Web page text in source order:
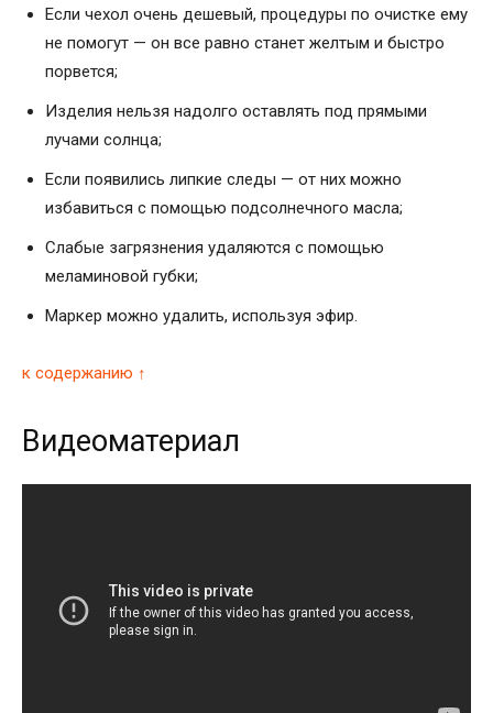
Если чехол очень дешевый, процедуры по очистке ему
не помогут — он все равно станет желтым и быстро
порвется;
Изделия нельзя надолго оставлять под прямыми
лучами солнца;
Если появились липкие следы — от них можно
избавиться с помощью подсолнечного масла;
Слабые загрязнения удаляются с помощью
меламиновой губки;
Маркер можно удалить, используя эфир.
к содержанию ↑
Видеоматериал